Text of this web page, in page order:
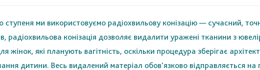
ступеня ми використовуємо радіохвильову конізацію — сучасний,
радіохвильова конізація дозволяє видалити уражені тканини з
які планують вагітність, оскільки процедура зберігає
дитини. Весь видалений матеріал обов'язково відправляється на